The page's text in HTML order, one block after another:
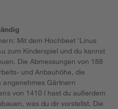
Mit dem Hochbeet 'Linus
zum Kinderspiel und du kannst
Die Abmessungen von 188
und Anbauhöhe, die
Gärtnern
von 1410 l hast du außerdem
was du dir vorstellst. Die